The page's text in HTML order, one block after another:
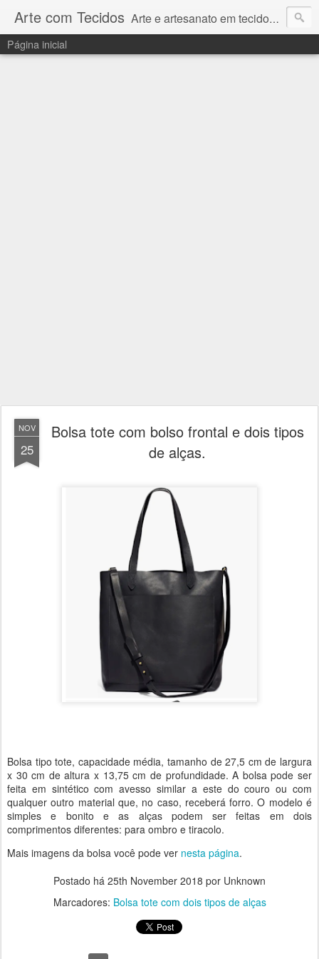
Arte com Tecidos Arte e artesanato em tecidos e sintéticos. Um catálogo incrível de tutoriais escritos e gravados em vídeos por artesãos e artesãs do Brasil e do Exterior e também vídeos autorais sobre modelagem em Corel Draw
Página inicial
NOV
25
Bolsa tote com bolso frontal e dois tipos
de alças.
Bolsa tipo tote, capacidade média, tamanho de 27,5 cm de largura
x 30 cm de altura x 13,75 cm de profundidade. A bolsa pode ser
feita em sintético com avesso similar a este do couro ou com
qualquer outro material que, no caso, receberá forro. O modelo é
simples e bonito e as alças podem ser feitas em dois
comprimentos diferentes: para ombro e tiracolo.
Mais imagens da bolsa você pode ver nesta página.
Postado há 25th November 2018 por Unknown
Marcadores: Bolsa tote com dois tipos de alças